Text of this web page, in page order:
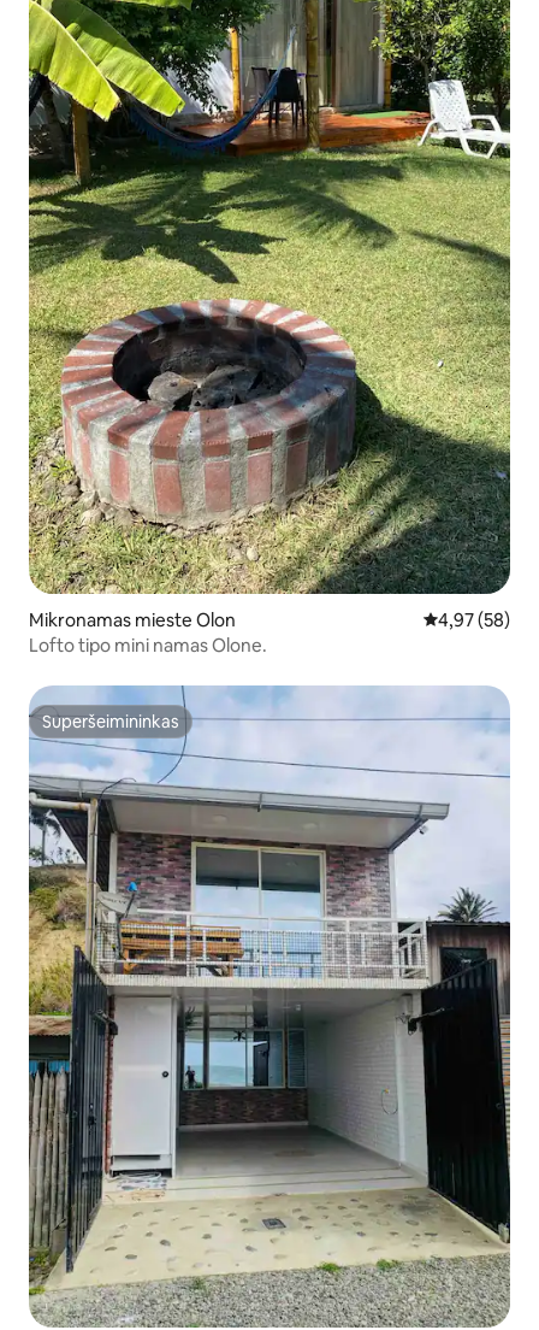
Mikronamas mieste Olon Vidutinis
4,97 (58)
Lofto tipo mini namas Olone.
Superšeimininkas
Superšeimininkas